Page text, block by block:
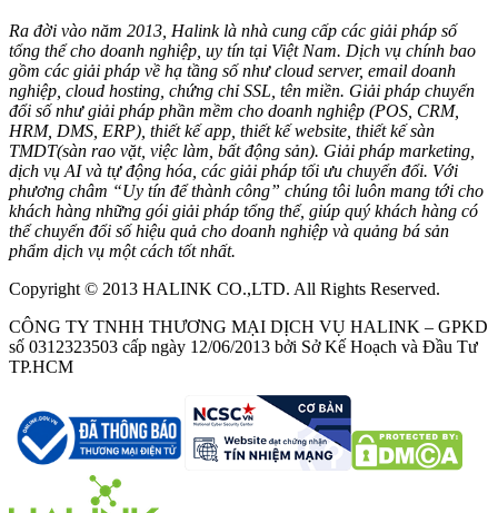
Ra đời vào năm 2013, Halink là nhà cung cấp các giải pháp số
tổng thể cho doanh nghiệp, uy tín tại Việt Nam. Dịch vụ chính bao
gồm các giải pháp về hạ tầng số như cloud server, email doanh
nghiệp, cloud hosting, chứng chỉ SSL, tên miền. Giải pháp chuyển
đổi số như giải pháp phần mềm cho doanh nghiệp (POS, CRM,
HRM, DMS, ERP), thiết kế app, thiết kế website, thiết kế sàn
TMDT(sàn rao vặt, việc làm, bất động sản). Giải pháp marketing,
dịch vụ AI và tự động hóa, các giải pháp tối ưu chuyển đổi. Với
phương châm “Uy tín để thành công” chúng tôi luôn mang tới cho
khách hàng những gói giải pháp tổng thể, giúp quý khách hàng có
thể chuyển đổi số hiệu quả cho doanh nghiệp và quảng bá sản
phẩm dịch vụ một cách tốt nhất.
Copyright © 2013 HALINK CO.,LTD. All Rights Reserved.
CÔNG TY TNHH THƯƠNG MẠI DỊCH VỤ HALINK – GPKD
số 0312323503 cấp ngày 12/06/2013 bởi Sở Kế Hoạch và Đầu Tư
TP.HCM